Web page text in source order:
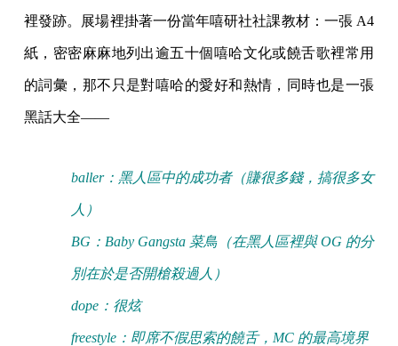
裡發跡。展場裡掛著一份當年嘻研社社課教材：一張 A4
紙，密密麻麻地列出逾五十個嘻哈文化或饒舌歌裡常用
的詞彙，那不只是對嘻哈的愛好和熱情，同時也是一張
黑話大全——
baller：黑人區中的成功者（賺很多錢，搞很多女
人）
BG：Baby Gangsta 菜鳥（在黑人區裡與 OG 的分
別在於是否開槍殺過人）
dope：很炫
freestyle：即席不假思索的饒舌，MC 的最高境界